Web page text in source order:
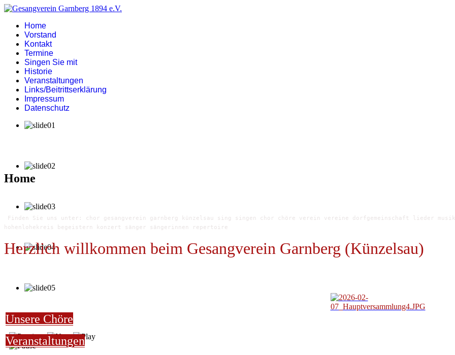
Home
Vorstand
Kontakt
Termine
Singen Sie mit
Historie
Veranstaltungen
Links/Beitrittserklärung
Impressum
Datenschutz
Home
Finden Sie uns unter: chor gesangverein garnberg künzelsau sing singen chor chöre verein vereine dorfgemeinschaft lieder
hohenlohekreis begeistern konzert sänger sängerinnen repertoire
Herzlich willkommen beim Gesangverein Garnberg (Künzelsau)
Unsere Chöre
Veranstaltungen